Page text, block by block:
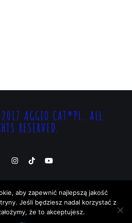
AGGIO CAT*PL. ALL
RESERVED.
aby zapewnić najlepszą jakość
Jeśli będziesz nadal korzystać z
że to akceptujesz.